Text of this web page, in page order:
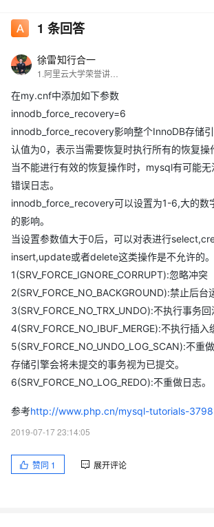
1 条回答
徐雷知行合一
在my.cnf中添加如下参数
innodb_force_recovery=6
innodb_force_recovery影响整个InnoDB存储
认值为0，表示当需要恢复时执行所有的恢复操
当不能进行有效的恢复操作时，mysql有可能
错误日志。
innodb_force_recovery可以设置为1-6,大的数
的影响。
当设置参数值大于0后，可以对表进行
insert,update或者delete这类操作是不允许的。
1(SRV_FORCE_IGNORE_CORRUPT):忽略冲突
2(SRV_FORCE_NO_BACKGROUND):禁止后台
3(SRV_FORCE_NO_TRX_UNDO):不执行事务回
4(SRV_FORCE_NO_IBUF_MERGE):不执行插入
5(SRV_FORCE_NO_UNDO_LOG_SCAN):不重
存储引擎会将未提交的事务视为已提交。
6(SRV_FORCE_NO_LOG_REDO):不重做日志。
参考http://www.php.cn/mysql-tutorials-
2019-07-17 23:14:05
赞同 1 展开评论